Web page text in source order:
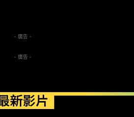
- 廣告 -
- 廣告 -
新影片